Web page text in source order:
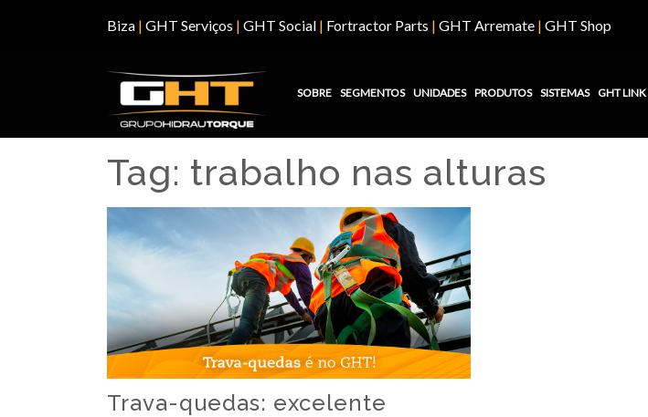
Biza | GHT Serviços | GHT Social | Fortractor Parts | GHT Arremate | GHT Shop
SOBRE SEGMENTOS UNIDADES PRODUTOS SISTEMAS GHT LINK
Tag: trabalho nas alturas
Trava-quedas: excelente